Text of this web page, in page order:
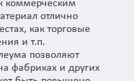
коммерческим
отлично
как торговые
и т.п.
позволяют
фабриках и других